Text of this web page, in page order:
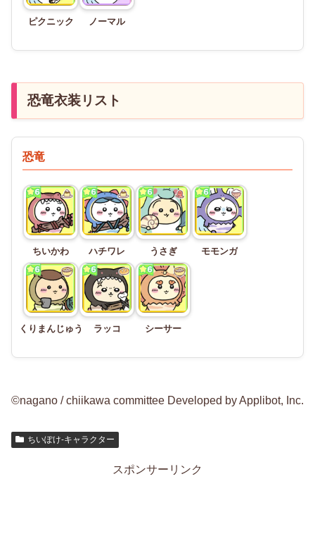
ピクニック ノーマル
恐竜衣装リスト
恐竜
ちいかわ ハチワレ うさぎ モモンガ
くりまんじゅう ラッコ シーサー
©nagano / chiikawa committee Developed by Applibot, Inc.
ちいぽけ-キャラクター
スポンサーリンク